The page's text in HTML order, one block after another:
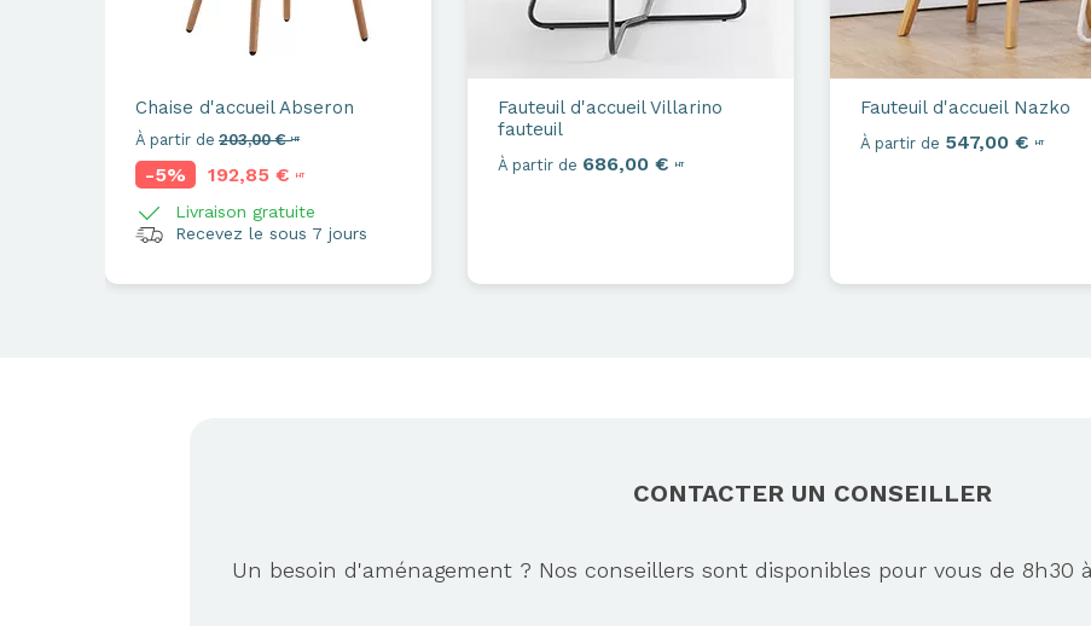
Chaise d'accueilAbseron
À partir de 203,00 €HT
-5% 192,85 € HT
Livraison gratuite
Recevez le sous 7 jours
Fauteuil d'accueilVillarino
fauteuil
À partir de 686,00 € HT
Fauteuil d'accueilNazko
À partir de 547,00 € HT
CONTACTER UN CONSEILLER
Un besoin d'aménagement ? Nos conseillers sont disponibles pour vous de 8h30